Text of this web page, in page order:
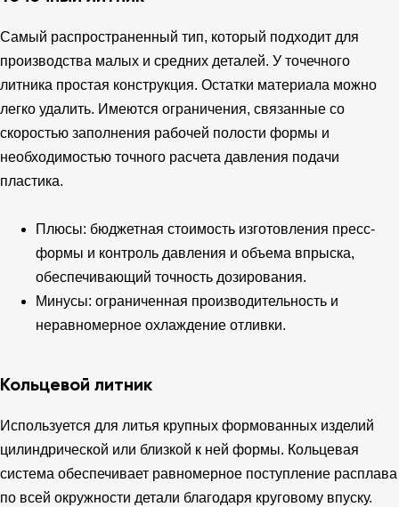
Самый распространенный тип, который подходит для
производства малых и средних деталей. У точечного
литника простая конструкция. Остатки материала можно
легко удалить. Имеются ограничения, связанные со
скоростью заполнения рабочей полости формы и
необходимостью точного расчета давления подачи
пластика.
Плюсы: бюджетная стоимость изготовления пресс-
формы и контроль давления и объема впрыска,
обеспечивающий точность дозирования.
Минусы: ограниченная производительность и
неравномерное охлаждение отливки.
Кольцевой литник
Используется для литья крупных формованных изделий
цилиндрической или близкой к ней формы. Кольцевая
система обеспечивает равномерное поступление расплава
по всей окружности детали благодаря круговому впуску.